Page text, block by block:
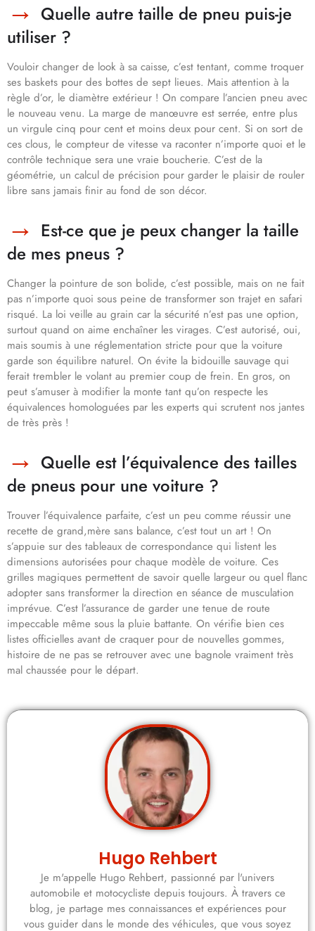
Quelle autre taille de pneu puis-je
utiliser ?
Vouloir changer de look à sa caisse, c’est tentant, comme troquer
ses baskets pour des bottes de sept lieues. Mais attention à la
règle d’or, le diamètre extérieur ! On compare l’ancien pneu avec
le nouveau venu. La marge de manœuvre est serrée, entre plus
un virgule cinq pour cent et moins deux pour cent. Si on sort de
ces clous, le compteur de vitesse va raconter n’importe quoi et le
contrôle technique sera une vraie boucherie. C’est de la
géométrie, un calcul de précision pour garder le plaisir de rouler
libre sans jamais finir au fond de son décor.
Est-ce que je peux changer la taille
de mes pneus ?
Changer la pointure de son bolide, c’est possible, mais on ne fait
pas n’importe quoi sous peine de transformer son trajet en safari
risqué. La loi veille au grain car la sécurité n’est pas une option,
surtout quand on aime enchaîner les virages. C’est autorisé, oui,
mais soumis à une réglementation stricte pour que la voiture
garde son équilibre naturel. On évite la bidouille sauvage qui
ferait trembler le volant au premier coup de frein. En gros, on
peut s’amuser à modifier la monte tant qu’on respecte les
équivalences homologuées par les experts qui scrutent nos jantes
de très près !
Quelle est l’équivalence des tailles
de pneus pour une voiture ?
Trouver l’équivalence parfaite, c’est un peu comme réussir une
recette de grand,mère sans balance, c’est tout un art ! On
s’appuie sur des tableaux de correspondance qui listent les
dimensions autorisées pour chaque modèle de voiture. Ces
grilles magiques permettent de savoir quelle largeur ou quel flanc
adopter sans transformer la direction en séance de musculation
imprévue. C’est l’assurance de garder une tenue de route
impeccable même sous la pluie battante. On vérifie bien ces
listes officielles avant de craquer pour de nouvelles gommes,
histoire de ne pas se retrouver avec une bagnole vraiment très
mal chaussée pour le départ.
Hugo Rehbert
Je m'appelle Hugo Rehbert, passionné par l'univers
automobile et motocycliste depuis toujours. À travers ce
blog, je partage mes connaissances et expériences pour
vous guider dans le monde des véhicules, que vous soyez